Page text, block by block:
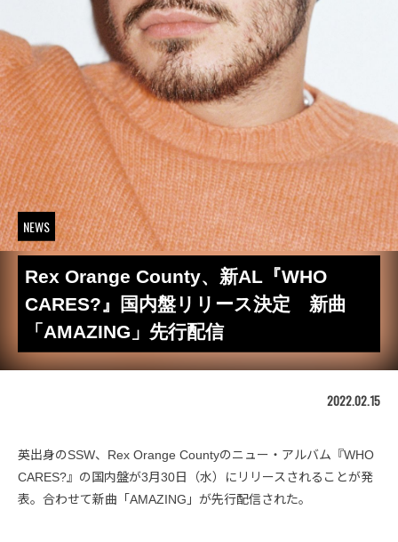
NEWS
Rex Orange County、新AL『WHO
CARES?』国内盤リリース決定 新曲
「AMAZING」先行配信
2022.02.15
英出身のSSW、Rex Orange Countyのニュー・アルバム『WHO
CARES?』の国内盤が3月30日（水）にリリースされることが発
表。合わせて新曲「AMAZING」が先行配信された。